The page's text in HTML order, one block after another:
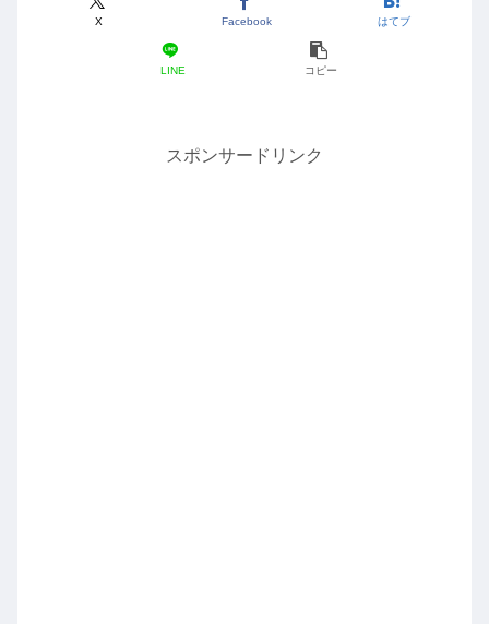
X Facebook はてブ
LINE コピー
スポンサードリンク